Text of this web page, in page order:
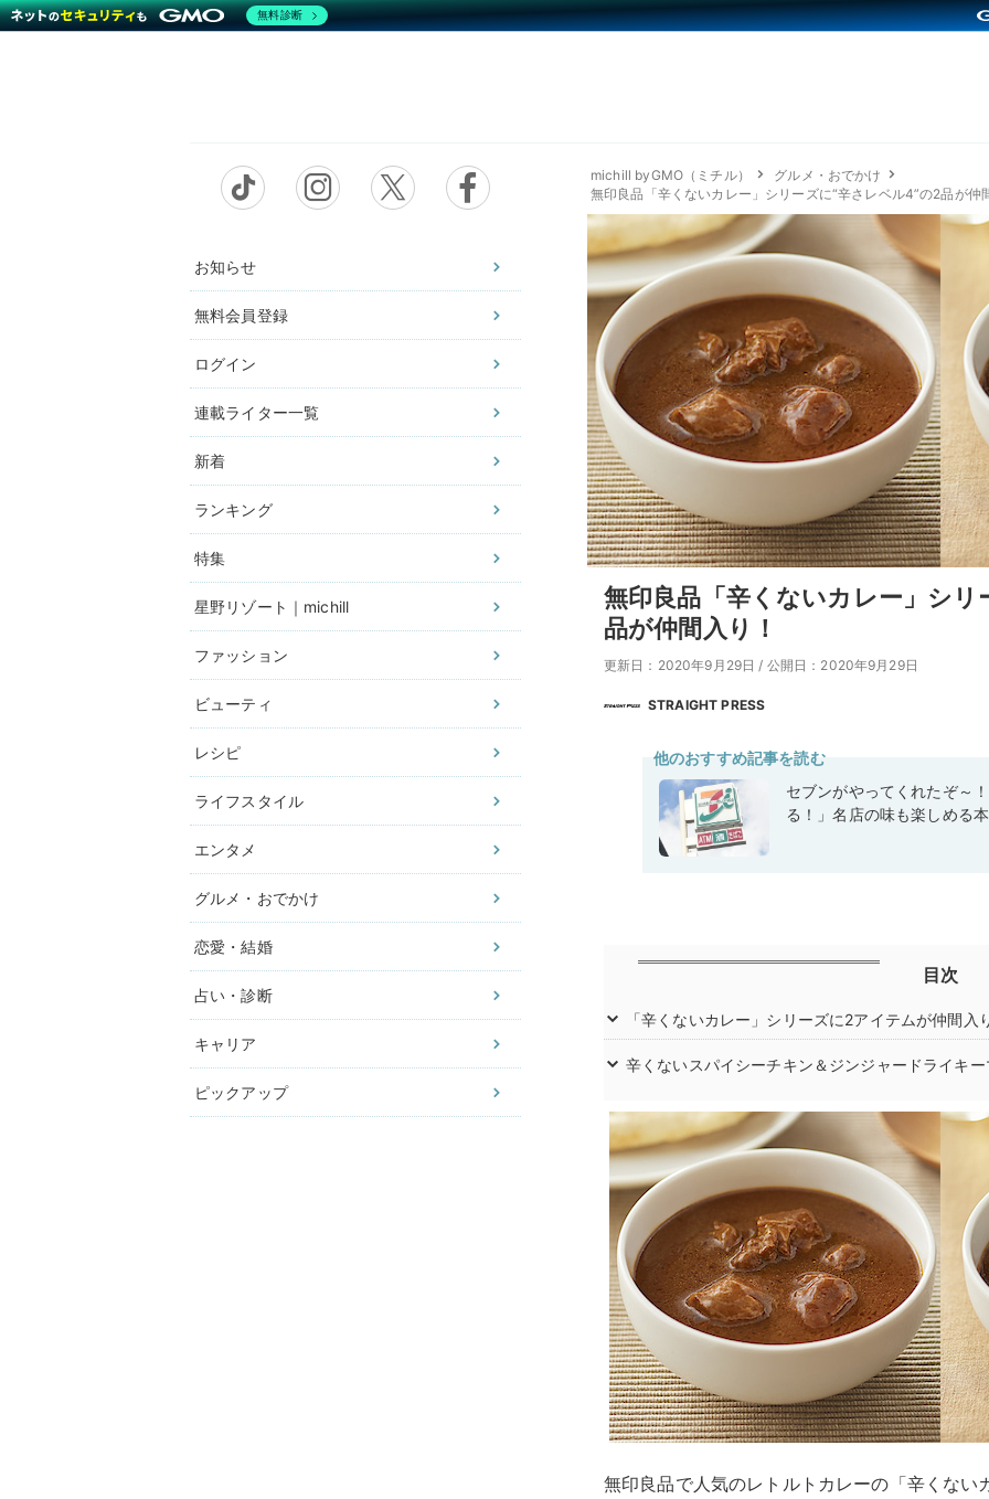
お知らせ
無料会員登録
ログイン
連載ライター一覧
新着
ランキング
特集
星野リゾート｜michill
ファッション
ビューティ
レシピ
ライフスタイル
エンタメ
グルメ・おでかけ
恋愛・結婚
占い・診断
キャリア
ピックアップ
michill byGMO（ミチル）
グルメ・おでかけ
無印良品「辛くないカレー」シリーズに“辛さレベル4”の2品が仲
無印良品「辛くないカレー」シ
品が仲間入り！
更新日：2020年9月29日 / 公開日：2020年9月29日
STRAIGHT PRESS
他のおすすめ記事を読む
セブンがやってくれたぞ～
る！」名店の味も楽しめる
目次
「辛くないカレー」シリーズに2アイテムが仲間入
辛くないスパイシーチキン＆ジンジャードライキー
無印良品で人気のレトルトカレーの「辛くない
無料診断